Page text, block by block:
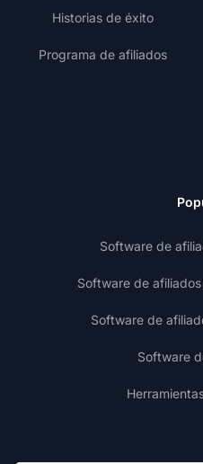
Historias de éxito
Programa de afiliados
Software de
Software de
Software de
Software